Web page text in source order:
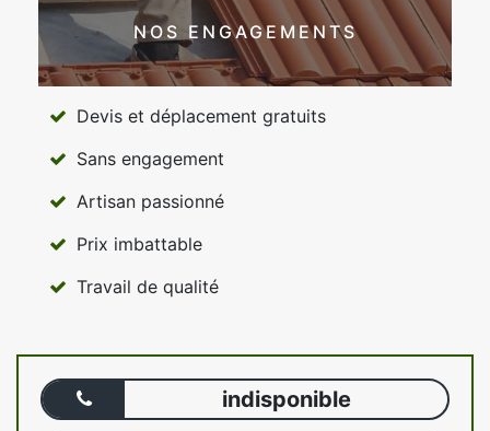
NOS ENGAGEMENTS
Devis et déplacement gratuits
Sans engagement
Artisan passionné
Prix imbattable
Travail de qualité
indisponible